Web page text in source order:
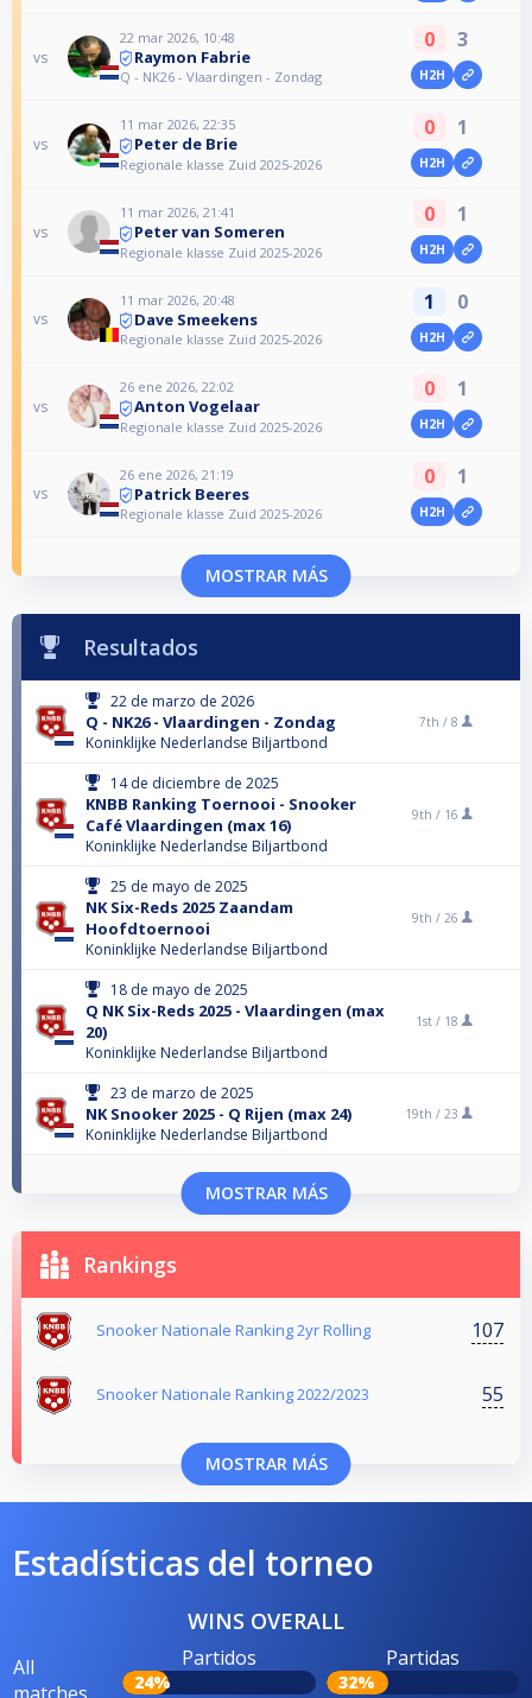
vs
22 mar 2026, 10:48
Raymon Fabrie
Q - NK26 - Vlaardingen - Zondag
0 3
H2H
vs
11 mar 2026, 22:35
Peter de Brie
Regionale klasse Zuid 2025-2026
0 1
H2H
vs
11 mar 2026, 21:41
Peter van Someren
Regionale klasse Zuid 2025-2026
0 1
H2H
vs
11 mar 2026, 20:48
Dave Smeekens
Regionale klasse Zuid 2025-2026
1 0
H2H
vs
26 ene 2026, 22:02
Anton Vogelaar
Regionale klasse Zuid 2025-2026
0 1
H2H
vs
26 ene 2026, 21:19
Patrick Beeres
Regionale klasse Zuid 2025-2026
0 1
H2H
MOSTRAR MÁS
Resultados
22 de marzo de 2026
Q - NK26 - Vlaardingen - Zondag
Koninklijke Nederlandse Biljartbond
7th / 8
14 de diciembre de 2025
KNBB Ranking Toernooi - Snooker
Café Vlaardingen (max 16)
Koninklijke Nederlandse Biljartbond
9th / 16
25 de mayo de 2025
NK Six-Reds 2025 Zaandam
Hoofdtoernooi
Koninklijke Nederlandse Biljartbond
9th / 26
18 de mayo de 2025
Q NK Six-Reds 2025 - Vlaardingen (max
20)
Koninklijke Nederlandse Biljartbond
1st / 18
23 de marzo de 2025
NK Snooker 2025 - Q Rijen (max 24)
Koninklijke Nederlandse Biljartbond
19th / 23
MOSTRAR MÁS
Rankings
Snooker Nationale Ranking 2yr Rolling 107
Snooker Nationale Ranking 2022/2023 55
MOSTRAR MÁS
Estadísticas del torneo
WINS OVERALL
All
Partidos
24%
Partidas
32%